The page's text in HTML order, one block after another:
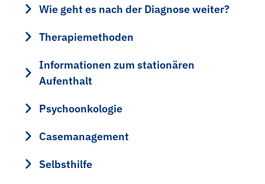
Wie geht es nach der Diagnose weiter?
Therapiemethoden
Informationen zum stationären
Aufenthalt
Psychoonkologie
Casemanagement
Selbsthilfe